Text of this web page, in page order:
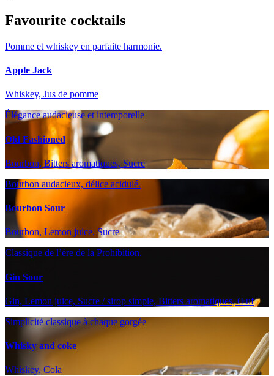
Favourite cocktails
Pomme et whiskey en parfaite harmonie.
Apple Jack
Whiskey, Jus de pomme
Élégance audacieuse et intemporelle
Old Fashioned
Bourbon, Bitters aromatiques, Sucre
Bourbon audacieux, délice acidulé.
Bourbon Sour
Bourbon, Lemon juice, Sucre
Classique de l’ère de la Prohibition.
Gin Sour
Gin, Lemon juice, Sucre / sirop simple, Bitters aromatiques, Œuf
Simplicité classique à chaque gorgée
Whisky and coke
Whiskey, Cola